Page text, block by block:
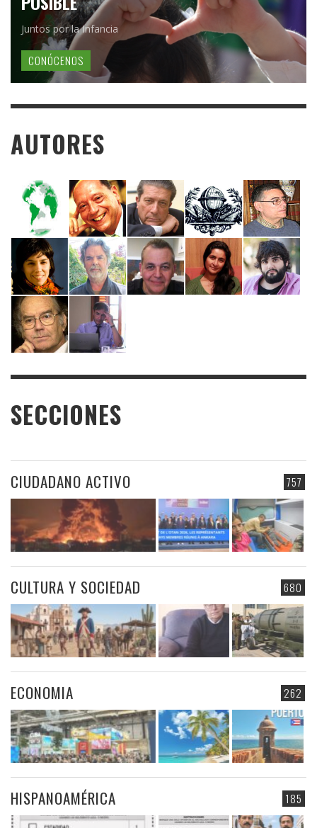
Juntos por la Infancia
CONÓCENOS
AUTORES
SECCIONES
757
CIUDADANO ACTIVO
680
CULTURA Y SOCIEDAD
262
ECONOMIA
185
HISPANOAMÉRICA